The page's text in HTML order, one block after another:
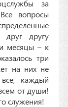
за
вопросы
друг другу
месяцы – к
три
на них не
каждый
от души!
служения!